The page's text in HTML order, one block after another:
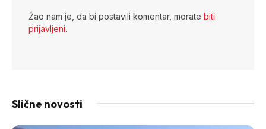
Žao nam je, da bi postavili komentar, morate biti
prijavljeni.
Slične novosti